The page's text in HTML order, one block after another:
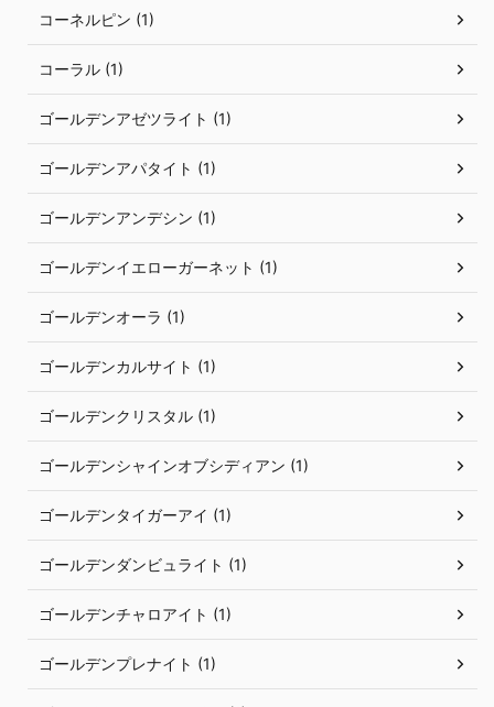
コーネルピン (1)
コーラル (1)
ゴールデンアゼツライト (1)
ゴールデンアパタイト (1)
ゴールデンアンデシン (1)
ゴールデンイエローガーネット (1)
ゴールデンオーラ (1)
ゴールデンカルサイト (1)
ゴールデンクリスタル (1)
ゴールデンシャインオブシディアン (1)
ゴールデンタイガーアイ (1)
ゴールデンダンビュライト (1)
ゴールデンチャロアイト (1)
ゴールデンプレナイト (1)